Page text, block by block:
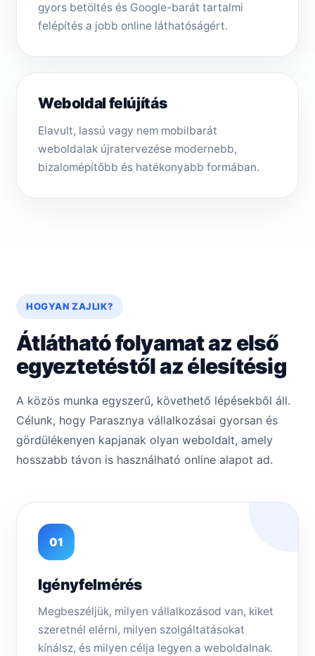
gyors betöltés és Google-barát tartalmi
felépítés a jobb online láthatóságért.
Weboldal felújítás
Elavult, lassú vagy nem mobilbarát
weboldalak újratervezése modernebb,
bizalomépítőbb és hatékonyabb formában.
HOGYAN ZAJLIK?
Átlátható folyamat az első
egyeztetéstől az élesítésig
A közös munka egyszerű, követhető lépésekből áll.
Célunk, hogy Parasznya vállalkozásai gyorsan és
gördülékenyen kapjanak olyan weboldalt, amely
hosszabb távon is használható online alapot ad.
01
Igényfelmérés
Megbeszéljük, milyen vállalkozásod van, kiket
szeretnél elérni, milyen szolgáltatásokat
kínálsz, és milyen célja legyen a weboldalnak.